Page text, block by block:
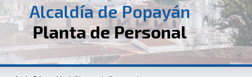
Alcaldía de Popayán
Planta de Personal